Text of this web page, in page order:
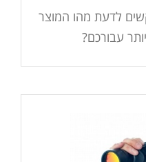
לדעת מהו המוצר
עבורכם?
רוצים לדעת מה